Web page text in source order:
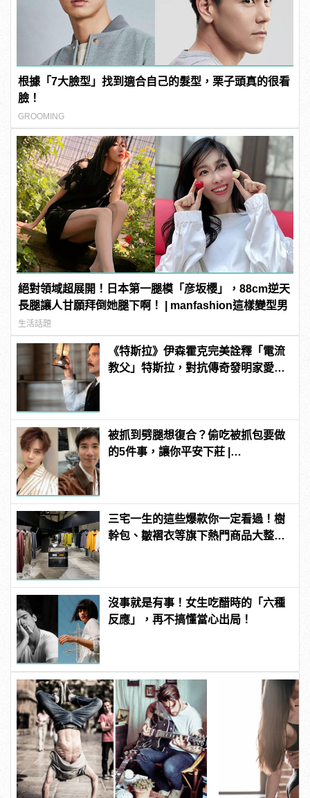
根據「7大臉型」找到適合自己的髮型，栗子頭真的很看
臉！
GROOMING
絕對領域超展開！日本第一腿模「彦坂櫻」，88cm逆天
長腿讓人甘願拜倒她腿下啊！ | manfashion這樣變型男
生活話題
《特斯拉》伊森霍克完美詮釋「電流
教父」特斯拉，對抗傳奇發明家愛迪
被抓到劈腿想復合？偷吃被抓包要做
的5件事，讓你平安下莊 |
三宅一生的這些爆款你一定看過！樹
幹包、皺褶衣等旗下熱門商品大整
沒事就是有事！女生吃醋時的「六種
反應」，再不搞懂當心出局！